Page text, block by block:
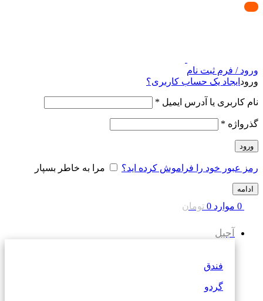
ورود / فرم ثبت نام
ورود ایجاد یک حساب کاربری؟
نام کاربری یا آدرس ایمیل *
گذرواژه *
ورود
رمز عبور خود را فراموش کرده اید؟ مرا به خاطر بسپار
ادامه
0 موارد 0 تومان
آجیل
فندق
گردو